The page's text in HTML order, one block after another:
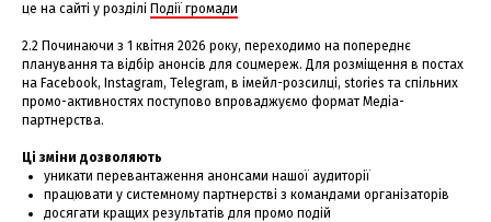
це на сайті у розділі Події громади
2.2 Починаючи з 1 квітня 2026 року, переходимо на попереднє
планування та відбір анонсів для соцмереж. Для розміщення в постах
на Facebook, Instagram, Telegram, в імейл-розсилці, stories та спільних
промо-активностях поступово впроваджуємо формат Медіа-
партнерства.
Ці зміни дозволяють
уникати перевантаження анонсами нашої аудиторії
працювати у системному партнерстві з командами організаторів
досягати кращих результатів для промо подій